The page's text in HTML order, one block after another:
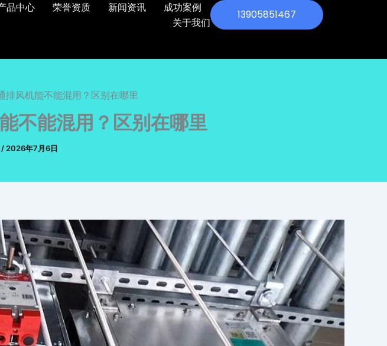
品中心 荣誉资质 新闻资讯
成功案例
关于我们
13905851467
排风机能不能混用？区别在哪里
不能混用？区别在哪里
/ 2026年7月6日